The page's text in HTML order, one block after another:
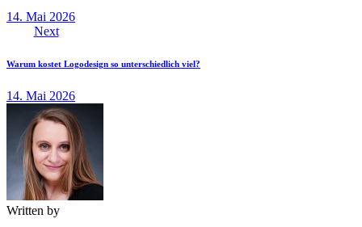
14. Mai 2026
Next
Warum kostet Logodesign so unterschiedlich viel?
14. Mai 2026
Written by